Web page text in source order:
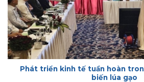
Phát triển kinh tế tuần hoàn
biến lúa gạo